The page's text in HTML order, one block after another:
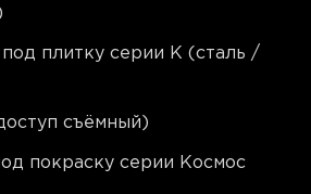
плитку серии K (сталь /
съёмный)
покраску серии Космос